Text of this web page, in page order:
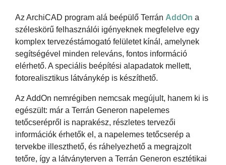
Az ArchiCAD program alá beépülő Terrán AddOn a
széleskörű felhasználói igényeknek megfelelve egy
komplex tervezéstámogató felületet kínál, amelynek
segítségével minden releváns, fontos információ
elérhető. A speciális beépítési alapadatok mellett,
fotorealisztikus látványkép is készíthető.
Az AddOn nemrégiben nemcsak megújult, hanem ki is
egészült: már a Terrán Generon napelemes
tetőcserépről is naprakész, részletes tervezői
információk érhetők el, a napelemes tetőcserép a
tervekbe illeszthető, és ráhelyezhető a megrajzolt
tetőre, így a látványterven a Terrán Generon esztétikai